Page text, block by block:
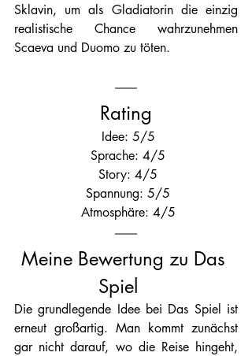
Sklavin, um als Gladiatorin die einzig
realistische Chance wahrzunehmen
Scaeva und Duomo zu töten.
Rating
Idee: 5/5
Sprache: 4/5
Story: 4/5
Spannung: 5/5
Atmosphäre: 4/5
Meine Bewertung zu Das
Spiel
Die grundlegende Idee bei Das Spiel ist
erneut großartig. Man kommt zunächst
gar nicht darauf, wo die Reise hingeht,